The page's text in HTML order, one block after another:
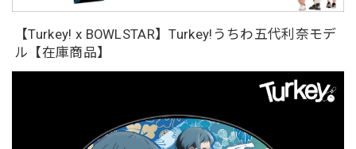
【Turkey! x BOWLSTAR】Turkey!うちわ五代利奈モデ
ル【在庫商品】